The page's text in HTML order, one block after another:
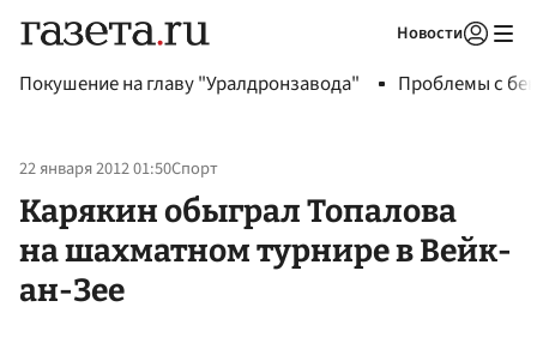
Новости
Покушение на главу "Уралдронзавода" Проблемы с
22 января 2012 01:50Спорт
Карякин обыграл Топалова
на шахматном турнире в Вейк-
ан-Зее